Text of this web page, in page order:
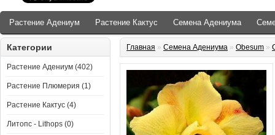
Растение Адениум Растение Кактус Семена Адениума
Категории
Растение Адениум (402)
Растение Плюмерия (1)
Растение Кактус (4)
Литопс - Lithops (0)
Главная » Семена Адениума » Obesum »